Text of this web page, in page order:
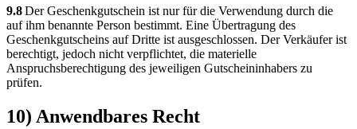
9.8Der Geschenkgutschein ist nur für die Verwendung durch die
auf ihm benannte Person bestimmt. Eine Übertragung des
Geschenkgutscheins auf Dritte ist ausgeschlossen. Der Verkäufer ist
berechtigt, jedoch nicht verpflichtet, die materielle
Anspruchsberechtigung des jeweiligen Gutscheininhabers zu
prüfen.
10) Anwendbares Recht